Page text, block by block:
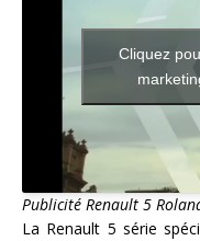
Cliquez
Publicité Renault 5
La Renault 5 série